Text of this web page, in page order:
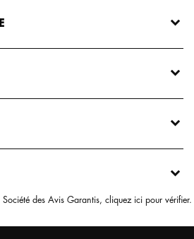
des Avis Garantis, cliquez ici pour vérifier.